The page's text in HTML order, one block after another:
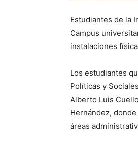
Estudiantes de la
Campus
instalaciones
Los estudiantes
Políticas y
Alberto Luis
Hernández,
áreas